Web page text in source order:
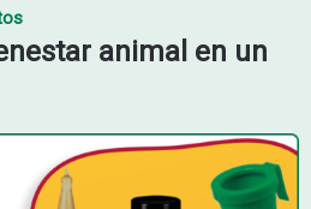
animal en un